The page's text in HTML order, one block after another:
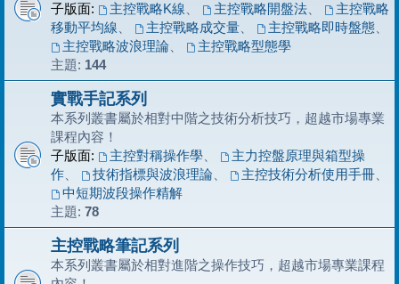
子版面:
主控戰略K線 主控戰略開盤法、
主控戰略
移動平均線
主控戰略成交量、 主控戰略即時盤態、
主控戰略波浪理論、
主控戰略型態學
主題: 144
實戰手記系列
本系列叢書屬於相對中階之技術分析技巧，超越市場專業
課程內容！
子版面:
主控對稱操作學、
主力控盤原理與箱型操
作
技術指標與波浪理論、 主控技術分析使用手冊、
中短期波段操作精解
主題: 78
主控戰略筆記系列
本系列叢書屬於相對進階之操作技巧，超越市場專業課程